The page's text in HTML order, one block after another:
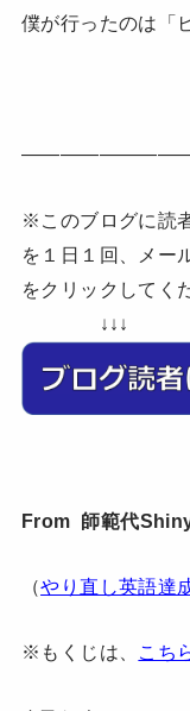
僕が行ったのは「
※このブログに読
を１日１回、メー
をクリックしてく
↓↓↓
From 師範代
（やり直し英語達
※もくじは、 こち